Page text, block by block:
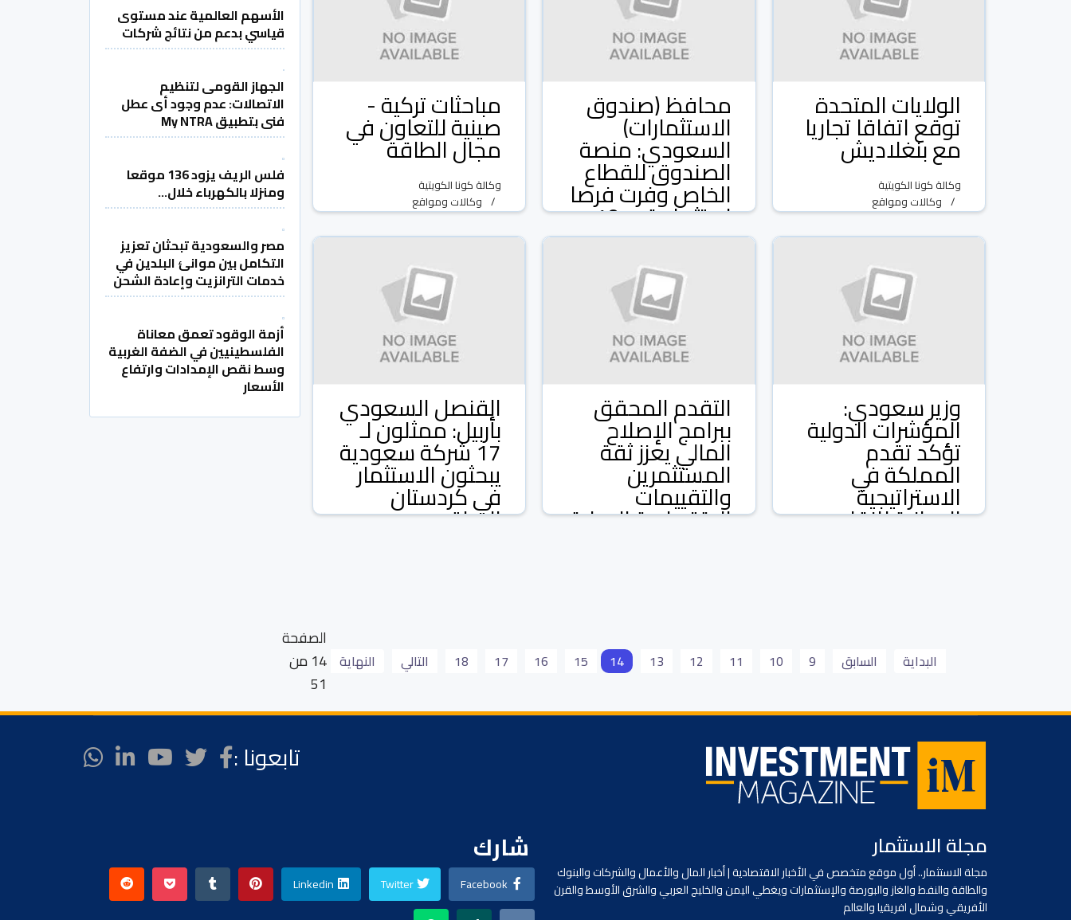
الولايات المتحدة
توقع اتفاقا تجاريا
مع بنغلاديش
وكالة كونا الكويتية
وكالات ومواقع
09 شباط/فبراير 2026
محافظ (صندوق
الاستثمارات)
السعودي: منصة
الصندوق للقطاع
الخاص وفرت فرصا
استثمارية ب 10
مليارات دولار
وكالة كونا الكويتية
وكالات ومواقع
مباحثات تركية -
صينية للتعاون في
مجال الطاقة
وكالة كونا الكويتية
وكالات ومواقع
08 شباط/فبراير 2026
وزير سعودي:
المؤشرات الدولية
تؤكد تقدم
المملكة في
الاستراتيجية
الوطنية للنقل
التقدم المحقق
ببرامج الإصلاح
المالي يعزز ثقة
المستثمرين
والتقييمات
الاقتصادية الدولية
القنصل السعودي
بأربيل: ممثلون لـ
17 شركة سعودية
يبحثون الاستثمار
في كردستان
العراق
البداية السابق 9
10
11
12
13
14
15
16
17
18 التالي النهاية
الصفحة
14 من
51
الأسهم العالمية عند مستوى
قياسي بدعم من نتائج شركات
الجهاز القومى لتنظيم
الاتصالات: عدم وجود أى عطل
فنى بتطبيق My NTRA
فلس الريف يزود 136 موقعا
ومنزلا بالكهرباء خلال...
مصر والسعودية تبحثان تعزيز
التكامل بين موانئ البلدين في
خدمات الترانزيت وإعادة الشحن
أزمة الوقود تعمق معاناة
الفلسطينيين في الضفة الغربية
وسط نقص الإمدادات وارتفاع
الأسعار
تابعونا :
مجلة الاستثمار
مجلة الاستثمار.. أول موقع متخصص في الأخبار الاقتصادية | أخبار المال والأعمال والشركات والبنوك
والطاقة والنفط والغاز والبورصة والإستثمارات ويغطي اليمن والخليج العربي والشرق الأوسط والقرن
الأفريقي وشمال افريقيا والعالم
شارك
Facebook
Twitter
Linkedin